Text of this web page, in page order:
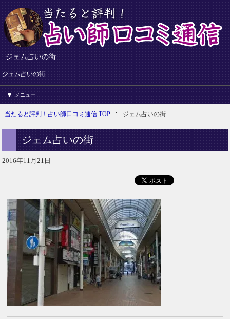
ジェム占いの街
ジェム占いの街
メニュー
当たると評判！占い師口コミ通信 TOP ジェム占いの街
ジェム占いの街
2016年11月21日